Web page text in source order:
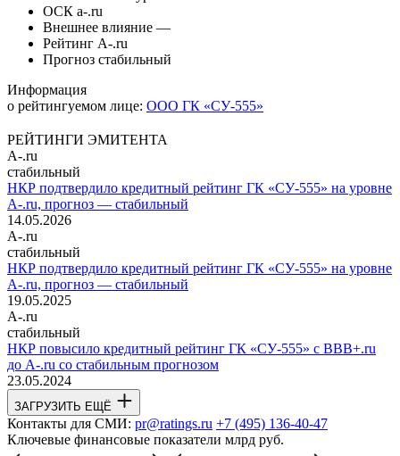
ОСК a-.ru
Внешнее влияние —
Рейтинг A-.ru
Прогноз стабильный
Информация
о рейтингуемом лице: ООО ГК «СУ-555»
РЕЙТИНГИ ЭМИТЕНТА
A-.ru
стабильный
НКР подтвердило кредитный рейтинг ГК «СУ-555» на уровне
A-.ru, прогноз — стабильный
14.05.2026
A-.ru
стабильный
НКР подтвердило кредитный рейтинг ГК «СУ-555» на уровне
A-.ru, прогноз — стабильный
19.05.2025
A-.ru
стабильный
НКР повысило кредитный рейтинг ГК «СУ-555» с BBB+.ru
до A-.ru со стабильным прогнозом
23.05.2024
ЗАГРУЗИТЬ ЕЩЁ
Контакты для СМИ: pr@ratings.ru +7 (495) 136-40-47
Ключевые финансовые показатели млрд руб.